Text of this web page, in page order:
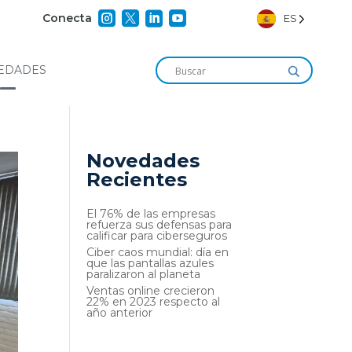
Conecta     ES
Novedades
Recientes
El 76% de las empresas
refuerza sus defensas para
calificar para ciberseguros
Ciber caos mundial: día en
que las pantallas azules
paralizaron al planeta
Ventas online crecieron
22% en 2023 respecto al
año anterior